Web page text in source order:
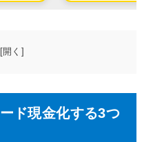
ド現金化する3つ